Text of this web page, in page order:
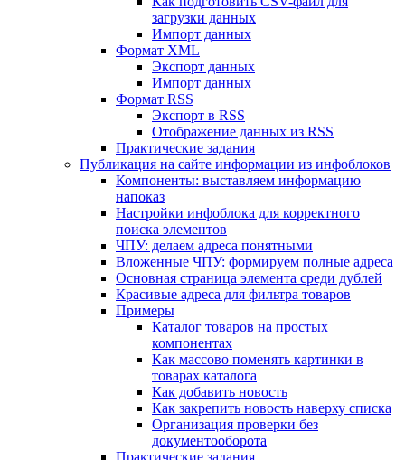
загрузки данных
Импорт данных
Формат XML
Экспорт данных
Импорт данных
Формат RSS
Экспорт в RSS
Отображение данных из RSS
Практические задания
Публикация на сайте информации из инфоблоков
Компоненты: выставляем информацию
напоказ
Настройки инфоблока для корректного
поиска элементов
ЧПУ: делаем адреса понятными
Вложенные ЧПУ: формируем полные адреса
Основная страница элемента среди дублей
Красивые адреса для фильтра товаров
Примеры
Каталог товаров на простых
компонентах
Как массово поменять картинки в
товарах каталога
Как добавить новость
Как закрепить новость наверху списка
Организация проверки без
документооборота
Практические задания